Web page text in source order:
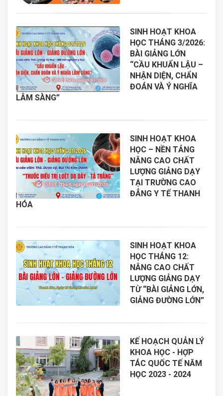
SINH HOẠT KHOA
HỌC THÁNG 3/2026:
BÀI GIẢNG LỚN
“CẦU KHUẨN LẬU –
NHẬN DIỆN, CHẨN
ĐOÁN VÀ Ý NGHĨA
LÂM SÀNG”
SINH HOẠT KHOA
HỌC – NỀN TẢNG
NÂNG CAO CHẤT
LƯỢNG GIẢNG DẠY
TẠI TRƯỜNG CAO
ĐẲNG Y TẾ THANH
HÓA
SINH HOẠT KHOA
HỌC THÁNG 12:
NÂNG CAO CHẤT
LƯỢNG GIẢNG DẠY
TỪ “BÀI GIẢNG LỚN,
GIẢNG ĐƯỜNG LỚN”
KẾ HOẠCH QUẢN LÝ
KHOA HỌC - HỢP
TÁC QUỐC TẾ NĂM
HỌC 2023 - 2024